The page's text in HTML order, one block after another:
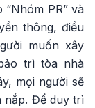
PR” và
thông, điều
muốn xây
trì tòa nhà
mọi người sẽ
nắp. Để duy trì